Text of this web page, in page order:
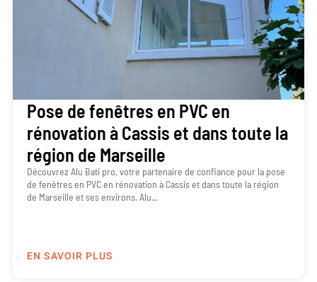
Pose de fenêtres en PVC en
rénovation à Cassis et dans toute la
région de Marseille
Découvrez Alu Bati pro, votre partenaire de confiance pour la pose
de fenêtres en PVC en rénovation à Cassis et dans toute la région
de Marseille et ses environs. Alu...
EN SAVOIR PLUS